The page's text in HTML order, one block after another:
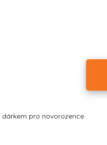
dárkem pro novorozence.